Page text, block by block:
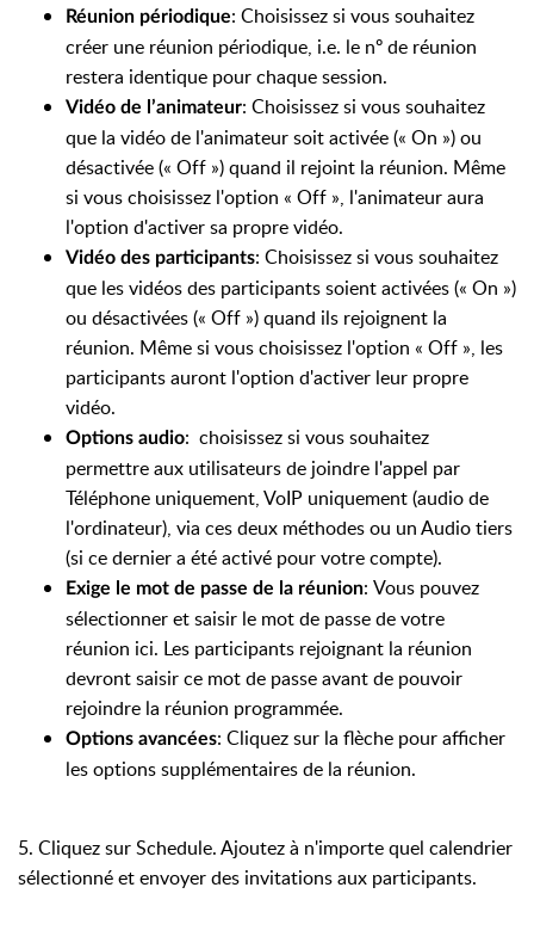
Réunion périodique: Choisissez si vous souhaitez
créer une réunion périodique, i.e. le nº de réunion
restera identique pour chaque session.
Vidéo de l’animateur: Choisissez si vous souhaitez
que la vidéo de l'animateur soit activée (« On ») ou
désactivée (« Off ») quand il rejoint la réunion. Même
si vous choisissez l'option « Off », l'animateur aura
l'option d'activer sa propre vidéo.
Vidéo des participants: Choisissez si vous souhaitez
que les vidéos des participants soient activées (« On »)
ou désactivées (« Off ») quand ils rejoignent la
réunion. Même si vous choisissez l'option « Off », les
participants auront l'option d'activer leur propre
vidéo.
Options audio: choisissez si vous souhaitez
permettre aux utilisateurs de joindre l'appel par
Téléphone uniquement, VoIP uniquement (audio de
l'ordinateur), via ces deux méthodes ou un Audio tiers
(si ce dernier a été activé pour votre compte).
Exige le mot de passe de la réunion: Vous pouvez
sélectionner et saisir le mot de passe de votre
réunion ici. Les participants rejoignant la réunion
devront saisir ce mot de passe avant de pouvoir
rejoindre la réunion programmée.
Options avancées: Cliquez sur la flèche pour afficher
les options supplémentaires de la réunion.
5. Cliquez sur Schedule. Ajoutez à n'importe quel calendrier
sélectionné et envoyer des invitations aux participants.